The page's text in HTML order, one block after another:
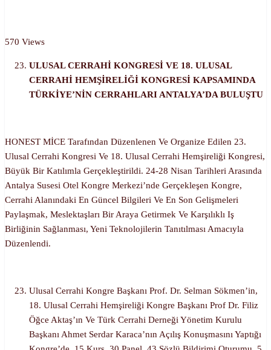
570 Views
ULUSAL CERRAHİ KONGRESİ VE 18. ULUSAL
CERRAHİ HEMŞİRELİĞİ KONGRESİ KAPSAMINDA
TÜRKİYE’NİN CERRAHLARI ANTALYA’DA BULUŞTU
HONEST MİCE Tarafından Düzenlenen Ve Organize Edilen 23.
Ulusal Cerrahi Kongresi Ve 18. Ulusal Cerrahi Hemşireliği Kongresi,
Büyük Bir Katılımla Gerçekleştirildi. 24-28 Nisan Tarihleri Arasında
Antalya Susesi Otel Kongre Merkezi’nde Gerçekleşen Kongre,
Cerrahi Alanındaki En Güncel Bilgileri Ve En Son Gelişmeleri
Paylaşmak, Meslektaşları Bir Araya Getirmek Ve Karşılıklı Iş
Birliğinin Sağlanması, Yeni Teknolojilerin Tanıtılması Amacıyla
Düzenlendi.
Ulusal Cerrahi Kongre Başkanı Prof. Dr. Selman Sökmen’in,
18. Ulusal Cerrahi Hemşireliği Kongre Başkanı Prof Dr. Filiz
Öğce Aktaş’ın Ve Türk Cerrahi Derneği Yönetim Kurulu
Başkanı Ahmet Serdar Karaca’nın Açılış Konuşmasını Yaptığı